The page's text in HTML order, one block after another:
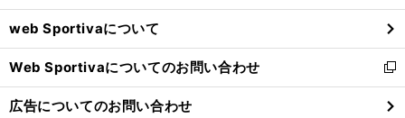
ウ
で
開
く
web Sportivaについて
Web Sportivaについてのお問い合わせ
新
し
い
広告についてのお問い合わせ